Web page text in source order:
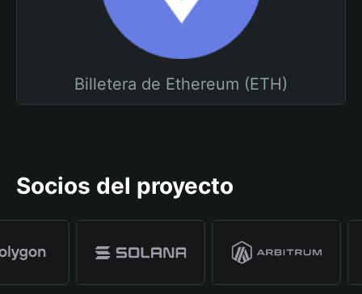
Billetera de Ethereum (ETH)
Socios del proyecto